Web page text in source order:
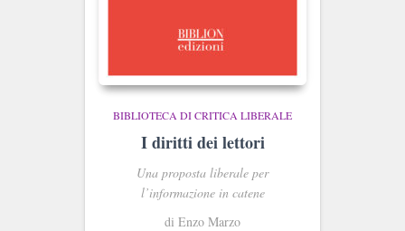
BIBLIOTECA DI CRITICA LIBERALE
I diritti dei lettori
Una proposta liberale per
l’informazione in catene
di Enzo Marzo